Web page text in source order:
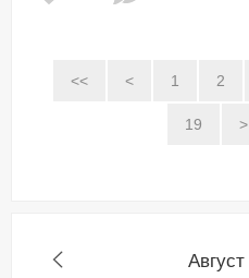
<< < 1 2
19 >
Август